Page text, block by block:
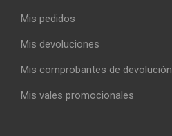
Mis pedidos
Mis devoluciones
Mis comprobantes de devolución
Mis vales promocionales